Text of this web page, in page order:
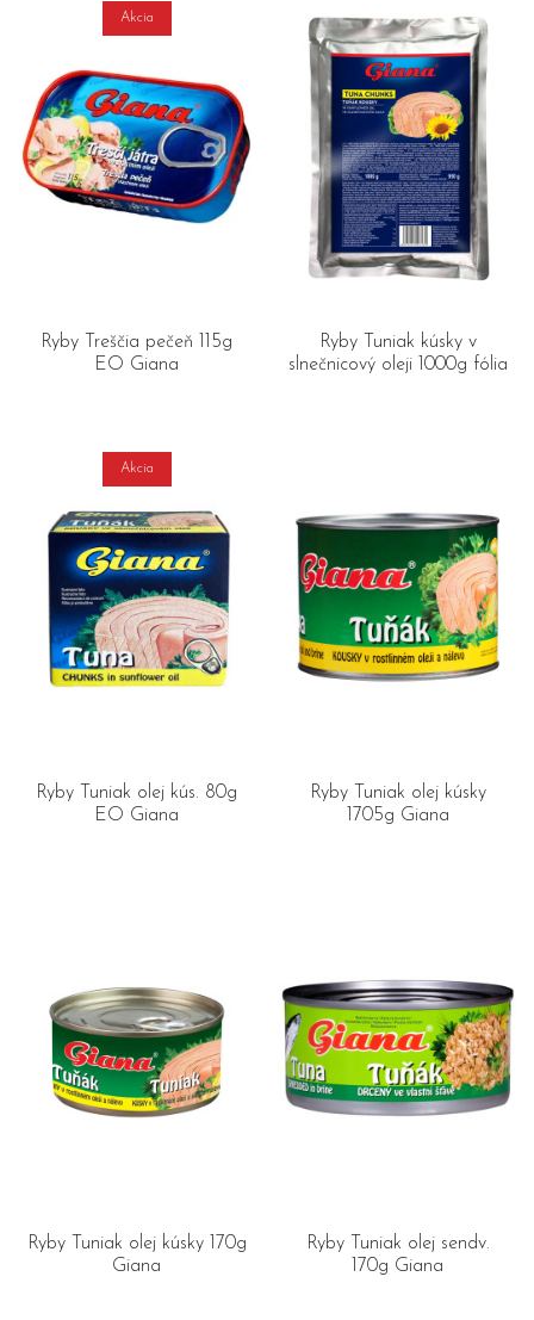
Akcia
Ryby Treščia pečeň 115g
EO Giana
Ryby Tuniak kúsky v
slnečnicový oleji 1000g fólia
Akcia
Ryby Tuniak olej kús. 80g
EO Giana
Ryby Tuniak olej kúsky
1705g Giana
Ryby Tuniak olej kúsky 170g
Giana
Ryby Tuniak olej sendv.
170g Giana